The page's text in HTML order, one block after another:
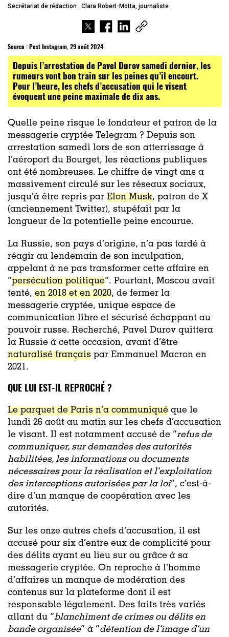
Secrétariat de rédaction : Clara Robert-Motta, journaliste
Source :Post Instagram, 29 août 2024
Depuis l’arrestation de Pavel Durov samedi dernier, les
rumeurs vont bon train sur les peines qu’il encourt.
Pour l’heure, les chefs d’accusation qui le visent
évoquent une peine maximale de dix ans.
Quelle peine risque le fondateur et patron de la
messagerie cryptée Telegram ? Depuis son
arrestation samedi lors de son atterrissage à
l’aéroport du Bourget, les réactions publiques
ont été nombreuses. Le chiffre de vingt ans a
massivement circulé sur les réseaux sociaux,
jusqu’à être repris par Elon Musk, patron de X
(anciennement Twitter), stupéfait par la
longueur de la potentielle peine encourue.
La Russie, son pays d’origine, n’a pas tardé à
réagir au lendemain de son inculpation,
appelant à ne pas transformer cette affaire en
“persécution politique”. Pourtant, Moscou avait
tenté, en 2018 et en 2020, de fermer la
messagerie cryptée, unique espace de
communication libre et sécurisé échappant au
pouvoir russe. Recherché, Pavel Durov quittera
la Russie à cette occasion, avant d’être
naturalisé français par Emmanuel Macron en
2021.
QUE LUI EST-IL REPROCHÉ ?
Le parquet de Paris n’a communiqué que le
lundi 26 août au matin sur les chefs d’accusation
le visant. Il est notamment accusé de “refus de
communiquer, sur demandes des autorités
habilitées, les informations ou documents
nécessaires pour la réalisation et l’exploitation
des interceptions autorisées par la loi”, c’est-à-
dire d’un manque de coopération avec les
autorités.
Sur les onze autres chefs d’accusation, il est
accusé pour six d’entre eux de complicité pour
des délits ayant eu lieu sur ou grâce à sa
messagerie cryptée. On reproche à l’homme
d’affaires un manque de modération des
contenus sur la plateforme dont il est
responsable légalement. Des faits très variés
allant du “blanchiment de crimes ou délits en
bande organisée” à “détention de l’image d’un